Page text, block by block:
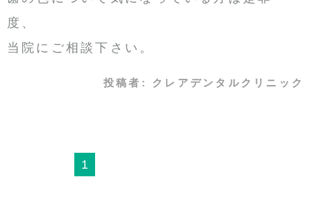
度、
当院にご相談下さい。
投稿者: クレアデンタルクリニック
1